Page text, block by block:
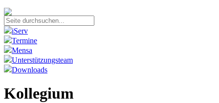
iServ
Termine
Mensa
Unterstützungsteam
Downloads
Kollegium